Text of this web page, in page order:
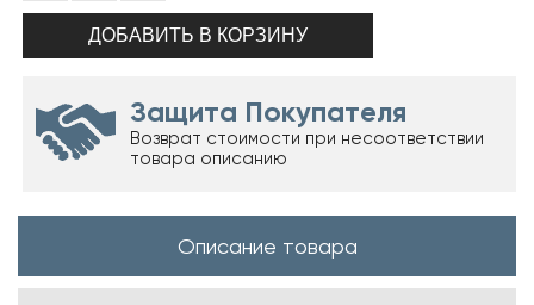
Защита Покупателя
Возврат стоимости при несоответствии
товара описанию
Описание товара